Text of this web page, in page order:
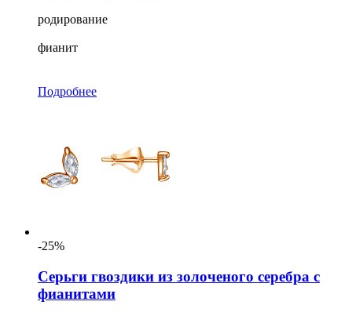
родирование
фианит
Подробнее
-25%
Серьги гвоздики из золоченого серебра с
фианитами